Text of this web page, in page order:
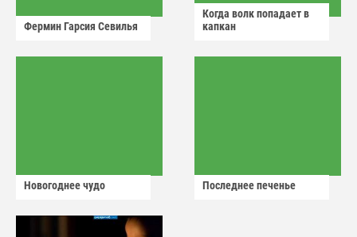
Фермин Гарсия Севилья
Когда волк попадает в
капкан
Новогоднее чудо Последнее печенье